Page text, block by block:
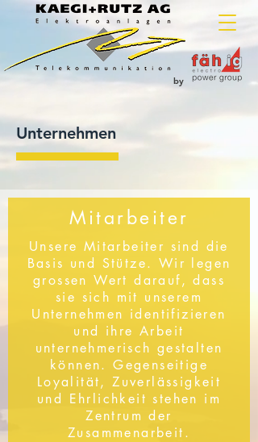
by
Unternehmen
Unsere Mitarbeiter sind die
Basis und Stütze. Wir legen
grossen Wert darauf, dass
sie sich mit unserem
Unternehmen identifizieren
und ihre Arbeit
unternehmerisch gestalten
können. Gegenseitige
Loyalität, Zuverlässigkeit
und Ehrlichkeit stehen im
Zentrum der
Zusammenarbeit.
Mitarbeiter